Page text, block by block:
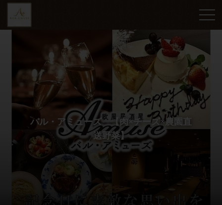
バル・アミューズ 【肉×チーズ×農園直
送野菜】